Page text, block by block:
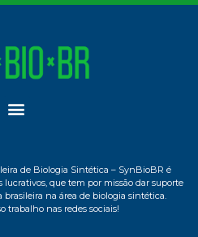
de Biologia Sintética – SynBioBR é
que tem por missão dar suporte
na área de biologia sintética.
trabalho nas redes sociais!